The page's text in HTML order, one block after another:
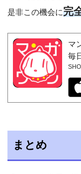
是非この機会に完
マ
毎
まとめ